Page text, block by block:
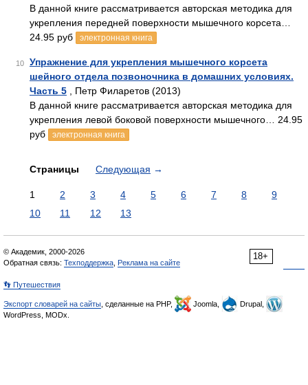
В данной книге рассматривается авторская методика для
укрепления передней поверхности мышечного корсета…
24.95 руб
электронная книга
10
Упражнение для укрепления мышечного корсета
шейного отдела позвоночника в домашних условиях.
Часть 5 , Петр Филаретов (2013)
В данной книге рассматривается авторская методика для
укрепления левой боковой поверхности мышечного… 24.95
руб
электронная книга
Страницы Следующая →
1 2 3 4 5 6 7 8
9
10
11 12 13
18+
© Академик, 2000-2026
Обратная связь: Техподдержка Реклама на сайте
👣 Путешествия
Экспорт словарей на сайты , сделанные на PHP, Joomla,
Drupal,
WordPress, MODx.